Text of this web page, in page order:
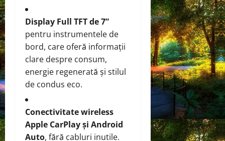
Display Full TFT de 7”
pentru instrumentele de
bord, care oferă informații
clare despre consum,
energie regenerată și stilul
de condus eco.
Conectivitate wireless
Apple CarPlay și Android
Auto, fără cabluri inutile.